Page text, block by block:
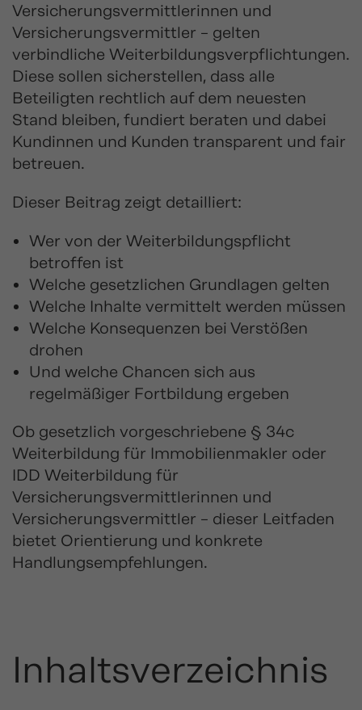
Versicherungsvermittlerinnen und
Versicherungsvermittler – gelten
verbindliche Weiterbildungsverpflichtungen.
Diese sollen sicherstellen, dass alle
Beteiligten rechtlich auf dem neuesten
Stand bleiben, fundiert beraten und dabei
Kundinnen und Kunden transparent und fair
betreuen.
Dieser Beitrag zeigt detailliert:
Wer von der Weiterbildungspflicht
betroffen ist
Welche gesetzlichen Grundlagen gelten
Welche Inhalte vermittelt werden müssen
Welche Konsequenzen bei Verstößen
drohen
Und welche Chancen sich aus
regelmäßiger Fortbildung ergeben
Ob gesetzlich vorgeschriebene § 34c
Weiterbildung für Immobilienmakler oder
IDD Weiterbildung für
Versicherungsvermittlerinnen und
Versicherungsvermittler – dieser Leitfaden
bietet Orientierung und konkrete
Handlungsempfehlungen.
Inhaltsverzeichnis